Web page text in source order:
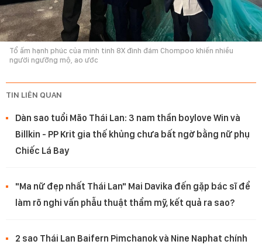
Tổ ấm hạnh phúc của minh tinh 8X đình đám Chompoo khiến nhiều
người ngưỡng mộ, ao ước
TIN LIÊN QUAN
Dàn sao tuổi Mão Thái Lan: 3 nam thần boylove Win và
Billkin - PP Krit gia thế khủng chưa bất ngờ bằng nữ phụ
Chiếc Lá Bay
"Ma nữ đẹp nhất Thái Lan" Mai Davika đến gặp bác sĩ để
làm rõ nghi vấn phẫu thuật thẩm mỹ, kết quả ra sao?
2 sao Thái Lan Baifern Pimchanok và Nine Naphat chính